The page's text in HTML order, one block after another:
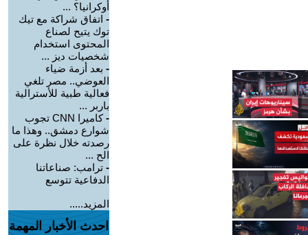
أوكرانيا؟ ...
- اتفاق شراكة مع تيك
توك يتيح لصناع
المحتوى استخدام
شخصيات ديز ...
- بعد أزمة ضياء
العوضي.. مصر تلغي
فعالية طبية للأسترالية
باربر ...
-
كاميرا CNN تجوب
شوارع دمشق.. وهذا ما
رصدته خلال نظرة على
الح ...
- ترامب: صناعاتنا
الدفاعية تتوسع
المزيد.....
احدث الأخبار المهمة